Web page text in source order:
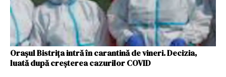
Orașul Bistrița intră în carantină de vineri. Decizia,
luată după creşterea cazurilor COVID